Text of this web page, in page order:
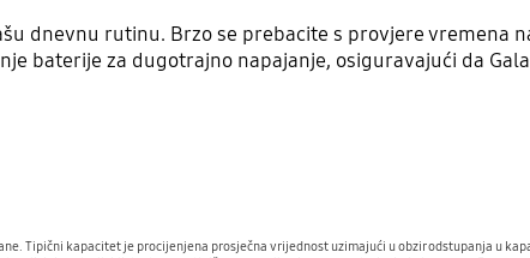
dnevnu rutinu. Brzo se prebacite s provjere
baterije za dugotrajno napajanje, osiguravajući da
Tipični kapacitet je procijenjena prosječna vrijednost uzimajući u obzir odstupanja u